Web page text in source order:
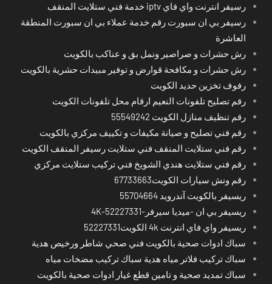
رسيفر انترنت واي فاي iptv خدمة فني ستلايت المنقف
رسيفر بي ان سبورت رقم خدمة عملاء بي ان سبورت المنطقة
العاشرة
رش حشرات و صراصير ونمل بق و عناكب بالكويت
رش حشرات و مكافحة قوارض و توفير مبيدات حشرية بالكويت
رفوف تخزين حديد الكويت
رقم تصليح تلفونات النعيم ارقام محل تلفونات الكويت
رقم تنظيف منازل الكويت 55549242
رقم فني تصليح و صيانة مكيفات و تكييف مركزي بالكويت
رقم فني ستلايت المنقف فني ستلايت رسيفر المنقف الكويت
رقم فني ستلايت هندي الشويخ فني تركيب ستلايت مركزي
رقم ونش سيارات الكويت67733663
ريسيفر بالكويت آندرويد 55704664
ريسيفر بي ان -ميديا سيرفر-4K-52227331
ريسيفر واي فاي انترنت 4k الكويت52227331
سباك ادوات صحية بالكويت فني صحي شاطر ورخيص هدية
سباك تركيب فلاتر مياه هدية سباك تركيب مضخات مياه
سباك تمديد صحية و تامين قطع غيار ادوات صحية بالكويت